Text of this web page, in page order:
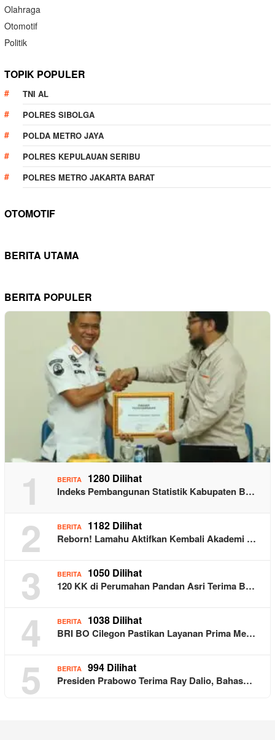
Olahraga
Otomotif
Politik
TOPIK POPULER
TNI AL
POLRES SIBOLGA
POLDA METRO JAYA
POLRES KEPULAUAN SERIBU
POLRES METRO JAKARTA BARAT
OTOMOTIF
BERITA UTAMA
BERITA POPULER
1 BERITA 1280 Dilihat
Indeks Pembangunan Statistik Kabupaten B…
2 BERITA 1182 Dilihat
Reborn! Lamahu Aktifkan Kembali Akademi …
3 BERITA 1050 Dilihat
120 KK di Perumahan Pandan Asri Terima B…
4 BERITA 1038 Dilihat
BRI BO Cilegon Pastikan Layanan Prima Me…
5 BERITA 994 Dilihat
Presiden Prabowo Terima Ray Dalio, Bahas…